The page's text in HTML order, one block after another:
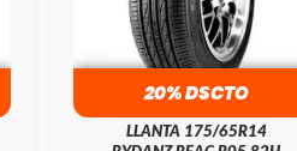
20% DSCTO
LLANTA 175/65R14